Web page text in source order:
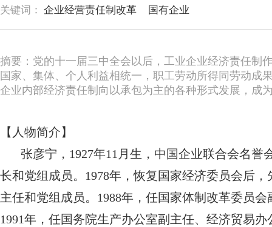
关键词： 企业经营责任制改革 国有企业
摘要：党的十一届三中全会以后，工业企业经济责任制
国家、集体、个人利益相统一，职工劳动所得同劳动成
企业内部经济责任制向以承包为主的各种形式发展，成
【人物简介】
张彦宁，1927年11月生，中国企业联合会名
长和党组成员。1978年，恢复国家经济委员会后
主任和党组成员。1988年，任国家体制改革委员
1991年，任国务院生产办公室副主任、经济贸易